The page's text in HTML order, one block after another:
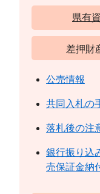
県有
差押財
公売情報
共同入札の
落札後の注
銀行振り込
売保証金納